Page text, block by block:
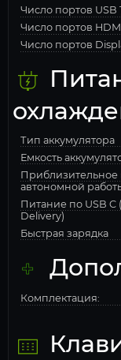
Число портов USB
Число портов
Число портов
Тип аккумулятора
Емкость
Приблизительное
автономной
Питание по USB C
Delivery)
Быстрая зарядка
Комплектация: